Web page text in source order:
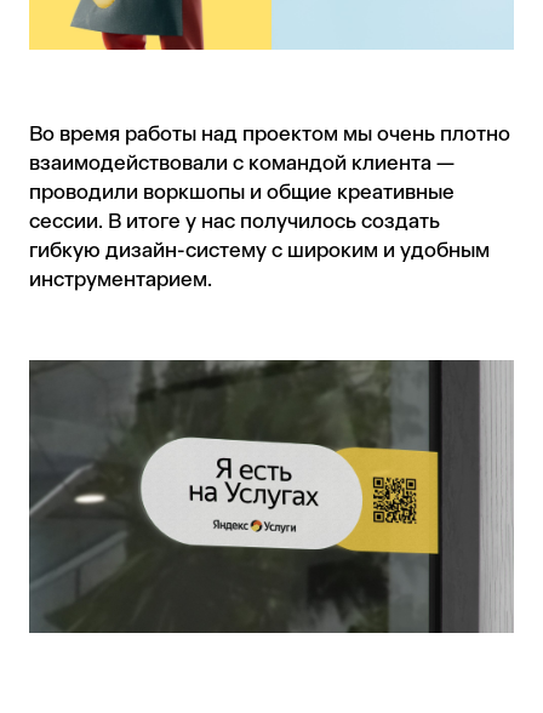
Во время работы над проектом мы очень плотно
взаимодействовали с командой клиента —
проводили воркшопы и общие креативные
сессии. В итоге у нас получилось создать
гибкую дизайн-систему с широким и удобным
инструментарием.